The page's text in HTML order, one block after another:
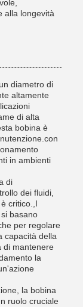
alla longevità
diametro di
altamente
di alta
bobina è
in ambienti
di
dei fluidi,
critico.,I
basano
per regolare
capacità della
di mantenere
la
la bobina
ruolo cruciale